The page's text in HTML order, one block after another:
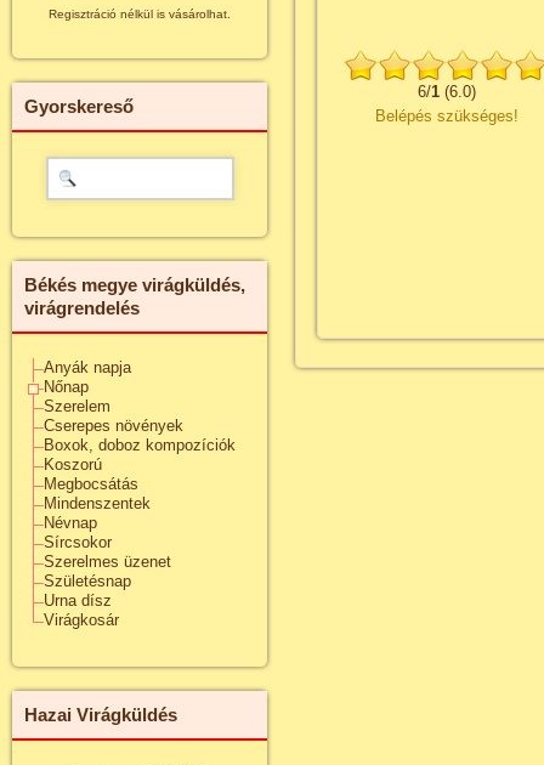
Regisztráció nélkül is vásárolhat.
Gyorskereső
Békés megye virágküldés,
virágrendelés
Anyák napja
Nőnap
Szerelem
Cserepes növények
Boxok, doboz kompozíciók
Koszorú
Megbocsátás
Mindenszentek
Névnap
Sírcsokor
Szerelmes üzenet
Születésnap
Urna dísz
Virágkosár
Hazai Virágküldés
6/1 (6.0)
Belépés szükséges!